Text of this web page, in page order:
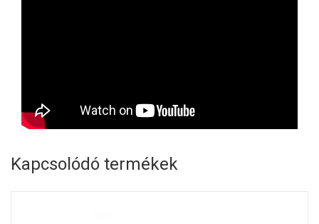
Kapcsolódó termékek